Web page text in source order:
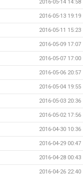
2016-05-14 14:58
2016-05-13 19:19
2016-05-11 15:23
2016-05-09 17:07
2016-05-07 17:00
2016-05-06 20:57
2016-05-04 19:55
2016-05-03 20:36
2016-05-02 17:56
2016-04-30 10:36
2016-04-29 00:47
2016-04-28 00:43
2016-04-26 22:40